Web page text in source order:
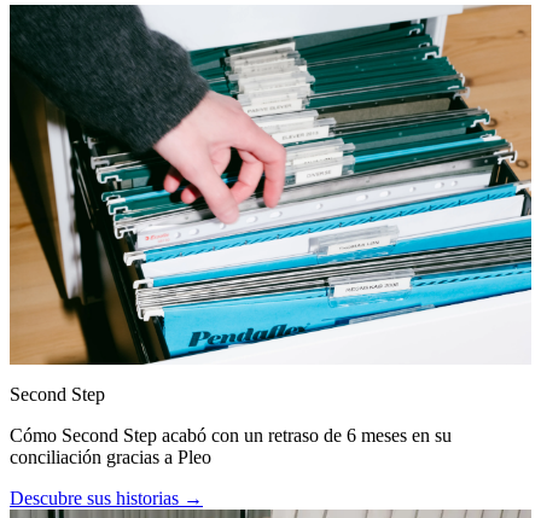
Second Step
Cómo Second Step acabó con un retraso de 6 meses en su
conciliación gracias a Pleo
Descubre sus historias →